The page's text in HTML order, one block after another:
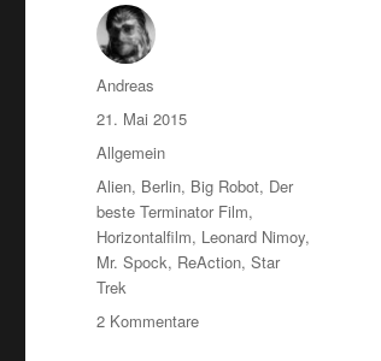
Autor
Andreas
Veröffentlicht
am
21. Mai 2015
Kategorien
Allgemein
Schlagwörter
Alien, Berlin, Big Robot, Der
beste Terminator Film,
Horizontalfilm, Leonard Nimoy,
Mr. Spock, ReAction,Star
Trek
2 Kommentarezu